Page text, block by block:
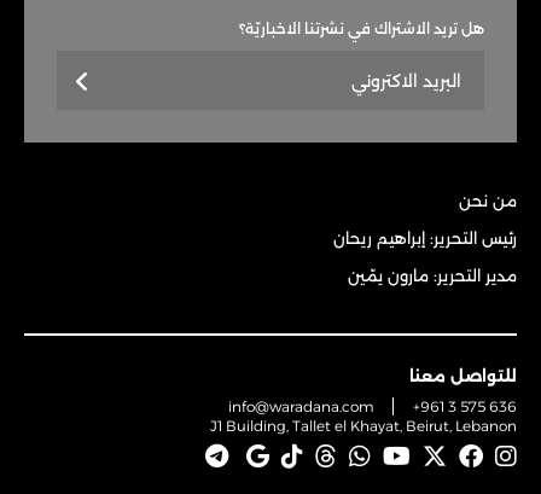
هل تريد الاشتراك في نشرتنا الاخباريّة؟
من نحن
رئيس التحرير: إبراهيم ريحان
مدير التحرير: مارون يمّين
للتواصل معنا
info@waradana.com
+961 3 575 636
J1 Building, Tallet el Khayat, Beirut, Lebanon